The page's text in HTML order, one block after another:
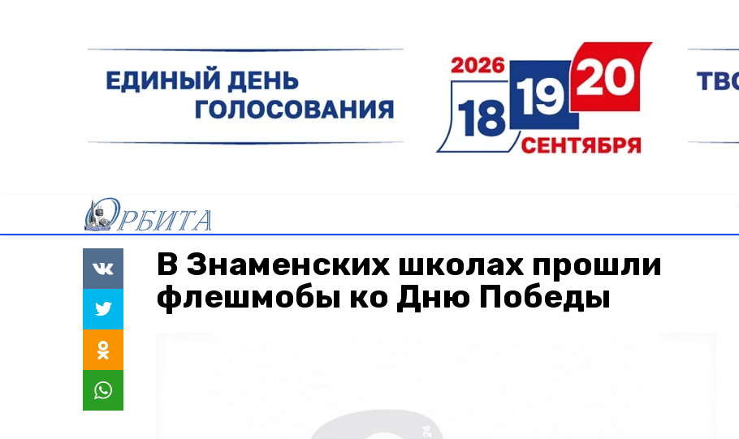
В Знаменских школах прошли
флешмобы ко Дню Победы